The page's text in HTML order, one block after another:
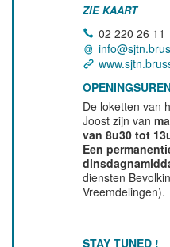
ZIE KAART
02 220 26 11
De loketten van
Joost zijn van
van 8u30 tot
Een
diensten
Vreemdelingen).
STAY TUNED !